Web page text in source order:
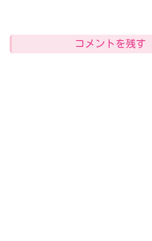
コメントを残す